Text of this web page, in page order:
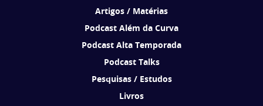
Artigos / Matérias
Podcast Além da Curva
Podcast Alta Temporada
Podcast Talks
Pesquisas / Estudos
Livros